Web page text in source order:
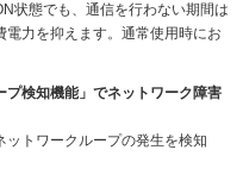
状態でも、通信を行わない期間は
力を抑えます。通常使用時にお
検知機能」でネットワーク障害
トワークループの発生を検知